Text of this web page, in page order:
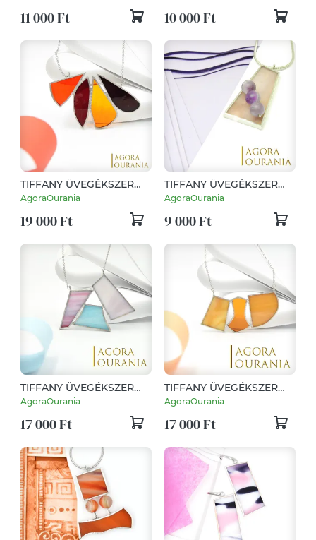
11 000 Ft 10 000 Ft
TIFFANY ÜVEGÉKSZER
NO. 167 MAXI MINIMAL
ART DESIGN
AgoraOurania
19 000 Ft
TIFFANY ÜVEGÉKSZER
NO. 478 MINIMAL ART
DESIGN
AgoraOurania
9 000 Ft
TIFFANY ÜVEGÉKSZER
NO. 541 MAXI MINIMAL
ART DESIGN
AgoraOurania
17 000 Ft
TIFFANY ÜVEGÉKSZER
NO. 853 MAXI MINIMAL
ART DESIGN
AgoraOurania
17 000 Ft